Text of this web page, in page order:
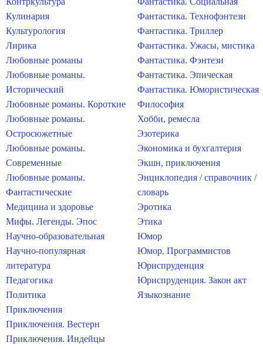
Кулинария
Культурология
Лирика
Любовные романы
Любовные романы.
Исторический
Любовные романы. Короткие
Любовные романы.
Остросюжетные
Любовные романы.
Современные
Любовные романы.
Фантастические
Медицина и здоровье
Мифы. Легенды. Эпос
Научно-образовательная
Научно-популярная
литература
Педагогика
Политика
Приключения
Приключения. Вестерн
Приключения. Индейцы
Фантастика. Технофэнтези
Фантастика. Триллер
Фантастика. Ужасы, мистика
Фантастика. Фэнтези
Фантастика. Эпическая
Фантастика. Юмористическая
Философия
Хобби, ремесла
Эзотерика
Экономика и бухгалтерия
Экшн, приключения
Энциклопедия / справочник /
словарь
Эротика
Этика
Юмор
Юмор. Программистов
Юриспруденция
Юриспруденция. Закон акт
Языкознание